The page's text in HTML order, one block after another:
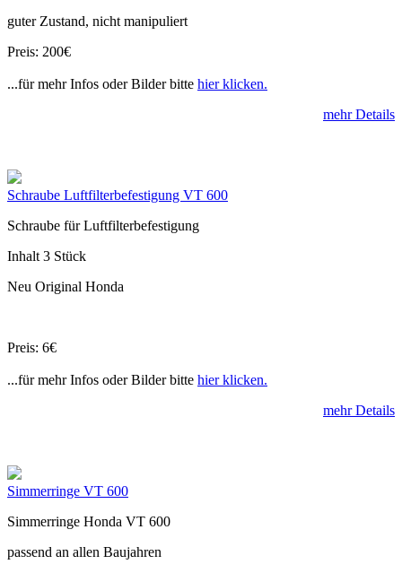
guter Zustand, nicht manipuliert
Preis: 200€
...für mehr Infos oder Bilder bitte hier klicken.
mehr Details
Schraube Luftfilterbefestigung VT 600
Schraube für Luftfilterbefestigung
Inhalt 3 Stück
Neu Original Honda
Preis: 6€
...für mehr Infos oder Bilder bitte hier klicken.
mehr Details
Simmerringe VT 600
Simmerringe Honda VT 600
passend an allen Baujahren